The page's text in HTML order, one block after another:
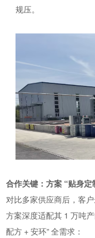
规压。
合作关键：方案 “贴身定
对比多家供应商后，客
方案深度适配其 1 万吨
配方 +安环”全需求：